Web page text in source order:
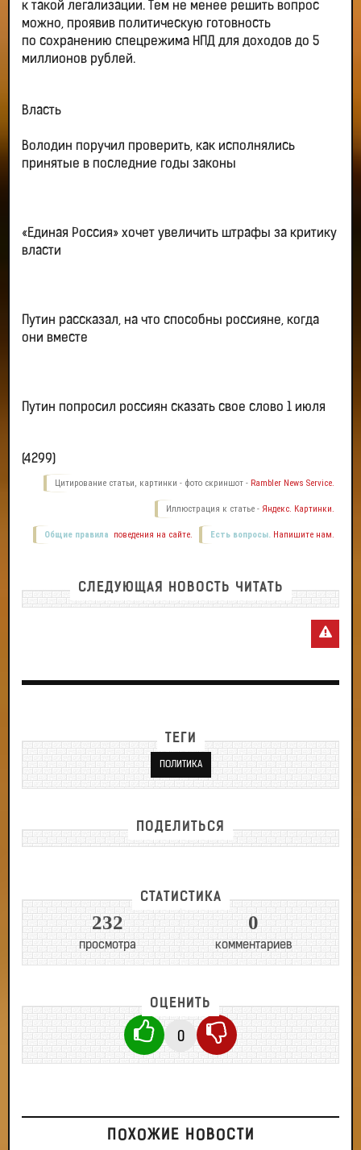
к такой легализации. Тем не менее решить вопрос
можно, проявив политическую готовность
по сохранению спецрежима НПД для доходов до 5
миллионов рублей.
Власть
Володин поручил проверить, как исполнялись
принятые в последние годы законы
«Единая Россия» хочет увеличить штрафы за критику
власти
Путин рассказал, на что способны россияне, когда
они вместе
Путин попросил россиян сказать свое слово 1 июля
(4299)
Цитирование статьи, картинки - фото скриншот - Rambler News Service.
Иллюстрация к статье - Яндекс. Картинки.
Есть вопросы. Напишите нам.
Общие правила поведения на сайте.
СЛЕДУЮЩАЯ НОВОСТЬ ЧИТАТЬ
ТЕГИ
ПОЛИТИКА
ПОДЕЛИТЬСЯ
СТАТИСТИКА
232
просмотра
0
комментариев
ОЦЕНИТЬ
0
ПОХОЖИЕ НОВОСТИ